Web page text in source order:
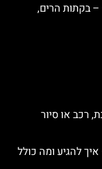
– בקתות הרים,
רכב או סיור
להגיע ומה כולל